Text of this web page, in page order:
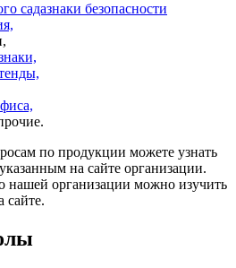
знаки безопасности
по продукции можете узнать
указанным на сайте организации.
организации можно изучить
сайте.